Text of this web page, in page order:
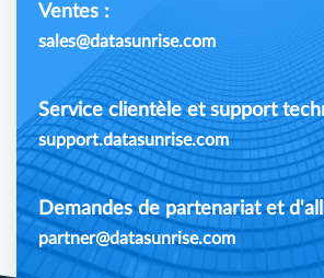
Ventes :
sales@datasunrise.com
Service clientèle et support
support.datasunrise.com
Demandes de partenariat et
partner@datasunrise.com